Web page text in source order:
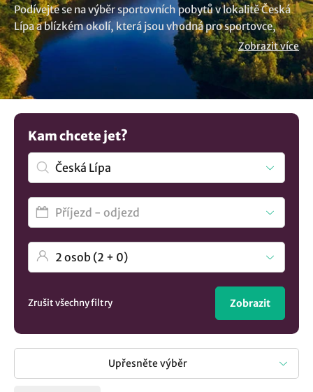
Podívejte se na výběr sportovních pobytů v lokalitě Česká
Lípa a blízkém okolí, která jsou vhodná pro sportovce,
sportovní kurzy nebo soustředění, a to ať už jste jednotlivci
či celé sportovní oddíly. V zařízeních si můžete zacvičit
přímo ve fitness centru, v dalších zase zaplavat v bazénu.
Vše záleží jen na vašich požadavcích, kterým umíme
vyhovět. Máte jinou představu? Podívejte se na více tipů na
ubytování v lokalitě Česká Lípa
Zobrazit více
Kam chcete jet?
Zrušit všechny filtry Zobrazit
Upřesněte výběr